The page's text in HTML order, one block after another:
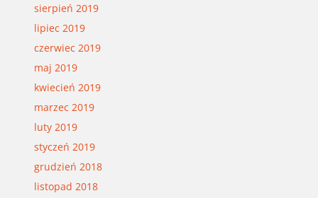
sierpień 2019
lipiec 2019
czerwiec 2019
maj 2019
kwiecień 2019
marzec 2019
luty 2019
styczeń 2019
grudzień 2018
listopad 2018